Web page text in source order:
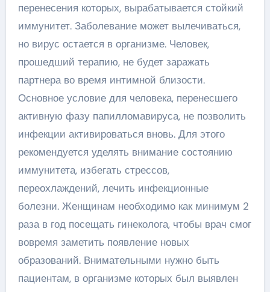
перенесения которых, вырабатывается стойкий
иммунитет. Заболевание может вылечиваться,
но вирус остается в организме. Человек,
прошедший терапию, не будет заражать
партнера во время интимной близости.
Основное условие для человека, перенесшего
активную фазу папилломавируса, не позволить
инфекции активироваться вновь. Для этого
рекомендуется уделять внимание состоянию
иммунитета, избегать стрессов,
переохлаждений, лечить инфекционные
болезни. Женщинам необходимо как минимум 2
раза в год посещать гинеколога, чтобы врач смог
вовремя заметить появление новых
образований. Внимательными нужно быть
пациентам, в организме которых был выявлен